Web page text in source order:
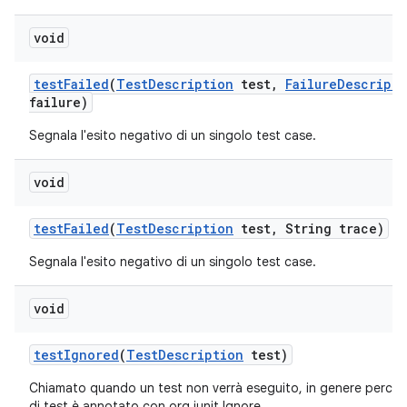
void
testFailed(TestDescription test, Failure
failure)
Segnala l'esito negativo di un singolo test case.
void
testFailed(TestDescription test, String trace)
Segnala l'esito negativo di un singolo test case.
void
testIgnored(TestDescription test)
Chiamato quando un test non verrà eseguito, in genere